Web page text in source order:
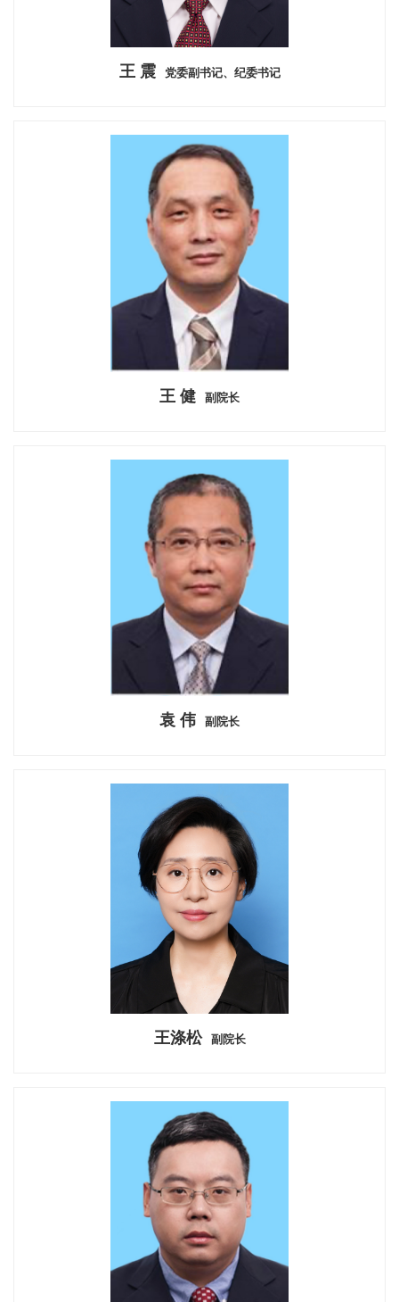
王 震 党委副书记、纪委书记
王 健 副院长
袁 伟 副院长
王涤松 副院长